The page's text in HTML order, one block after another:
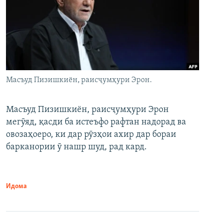
Масъуд Пизишкиён, раисҷумҳури Эрон.
Масъуд Пизишкиён, раисҷумҳури Эрон
мегӯяд, қасди ба истеъфо рафтан надорад ва
овозаҳоеро, ки дар рӯзҳои ахир дар бораи
барканории ӯ нашр шуд, рад кард.
Идома